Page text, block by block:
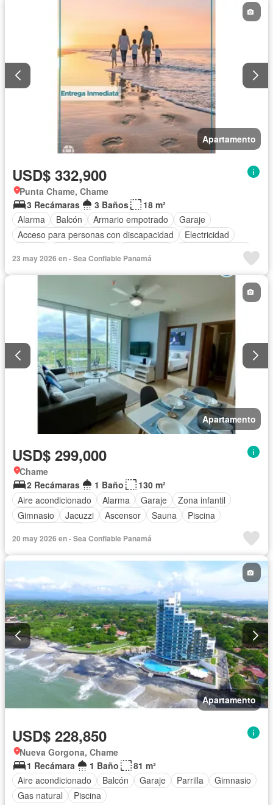
Apartamento
USD$ 332,900
Punta Chame, Chame
3 Recámaras
3 Baños
18 m²
Alarma
Balcón Armario empotrado
Garaje
Acceso para personas con discapacidad
Electricidad
Vista panorámica
Seguridad
Piscina Agua
23 may 2026 en - Sea Confiable Panamá
Apartamento
USD$ 299,000
Chame
2 Recámaras
1 Baño
130 m²
Aire acondicionado
Alarma Garaje
Zona infantil
Gimnasio
Jacuzzi Ascensor Sauna
Piscina
20 may 2026 en - Sea Confiable Panamá
Apartamento
USD$ 228,850
Nueva Gorgona, Chame
1 Recámara
1 Baño
81 m²
Aire acondicionado
Balcón Garaje Parrilla
Gimnasio
Gas natural
Piscina